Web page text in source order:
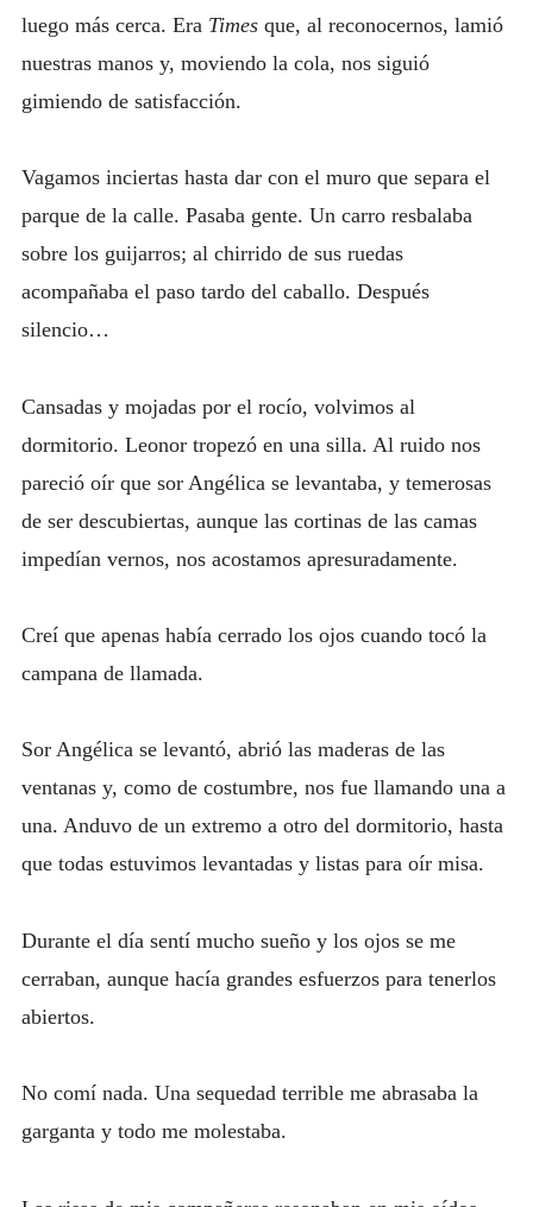
luego más cerca. Era Times que, al reconocernos, lamió
nuestras manos y, moviendo la cola, nos siguió
gimiendo de satisfacción.
Vagamos inciertas hasta dar con el muro que separa el
parque de la calle. Pasaba gente. Un carro resbalaba
sobre los guijarros; al chirrido de sus ruedas
acompañaba el paso tardo del caballo. Después
silencio…
Cansadas y mojadas por el rocío, volvimos al
dormitorio. Leonor tropezó en una silla. Al ruido nos
pareció oír que sor Angélica se levantaba, y temerosas
de ser descubiertas, aunque las cortinas de las camas
impedían vernos, nos acostamos apresuradamente.
Creí que apenas había cerrado los ojos cuando tocó la
campana de llamada.
Sor Angélica se levantó, abrió las maderas de las
ventanas y, como de costumbre, nos fue llamando una a
una. Anduvo de un extremo a otro del dormitorio, hasta
que todas estuvimos levantadas y listas para oír misa.
Durante el día sentí mucho sueño y los ojos se me
cerraban, aunque hacía grandes esfuerzos para tenerlos
abiertos.
No comí nada. Una sequedad terrible me abrasaba la
garganta y todo me molestaba.